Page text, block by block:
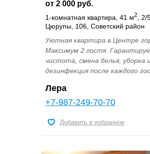
от 2 000 руб.
1-комнатная квартира, 41 м2
, 2/
Цюрупы, 106, Советский район
Уютная квартира в Центре
Максимум 2 гостя.
чистота, смена белья, уборка
дезинфекция после каждого
Лера
+7-987-249-70-70
Добавить в избранное